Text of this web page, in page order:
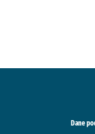
Dane